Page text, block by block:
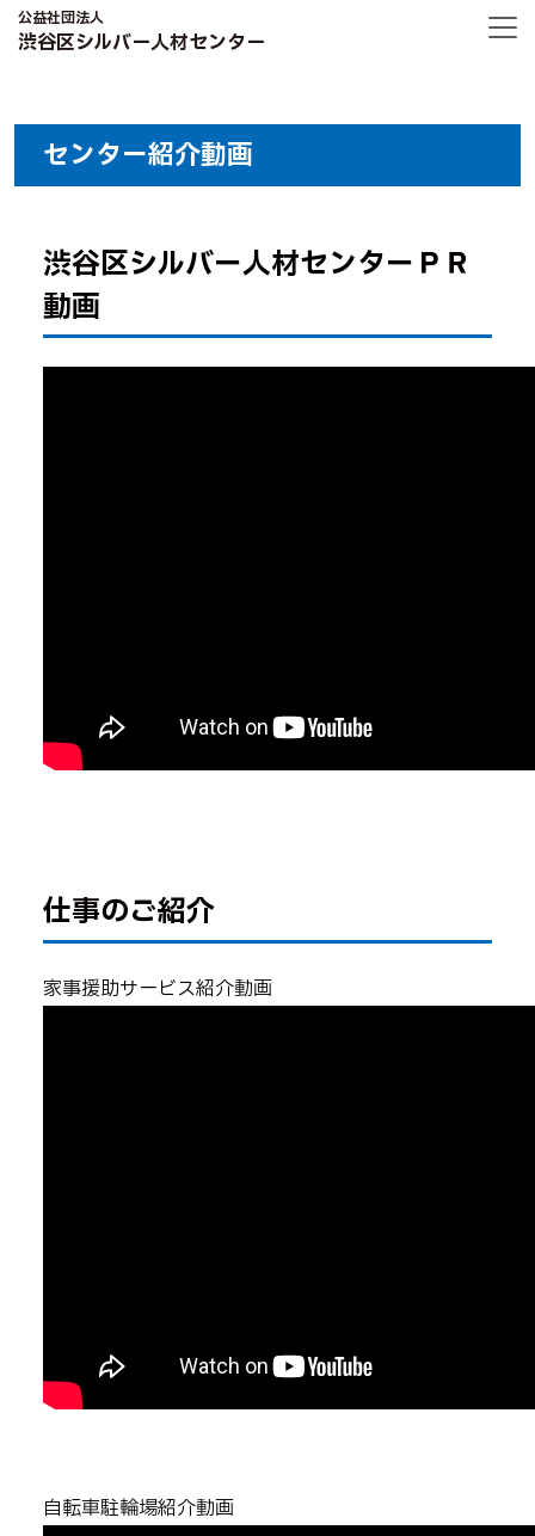
公益社団法人
渋谷区シルバー人材センター
センター紹介動画
渋谷区シルバー人材センターＰＲ
動画
仕事のご紹介
家事援助サービス紹介動画
自転車駐輪場紹介動画